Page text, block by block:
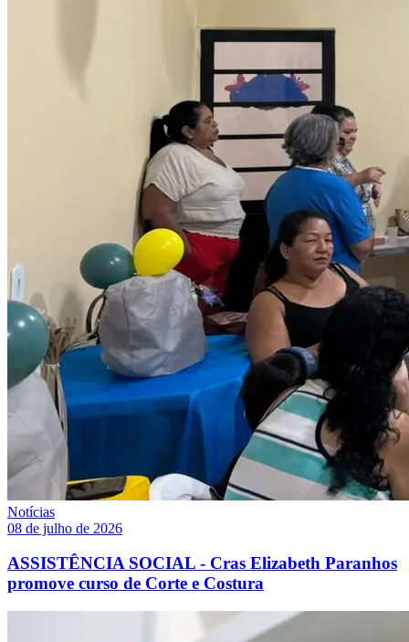
Notícias
08 de julho de 2026
ASSISTÊNCIA SOCIAL - Cras Elizabeth Paranhos
promove curso de Corte e Costura